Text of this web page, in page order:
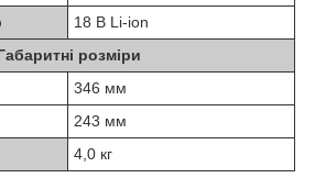
18 В Li-ion
розміри
346 мм
243 мм
4,0 кг